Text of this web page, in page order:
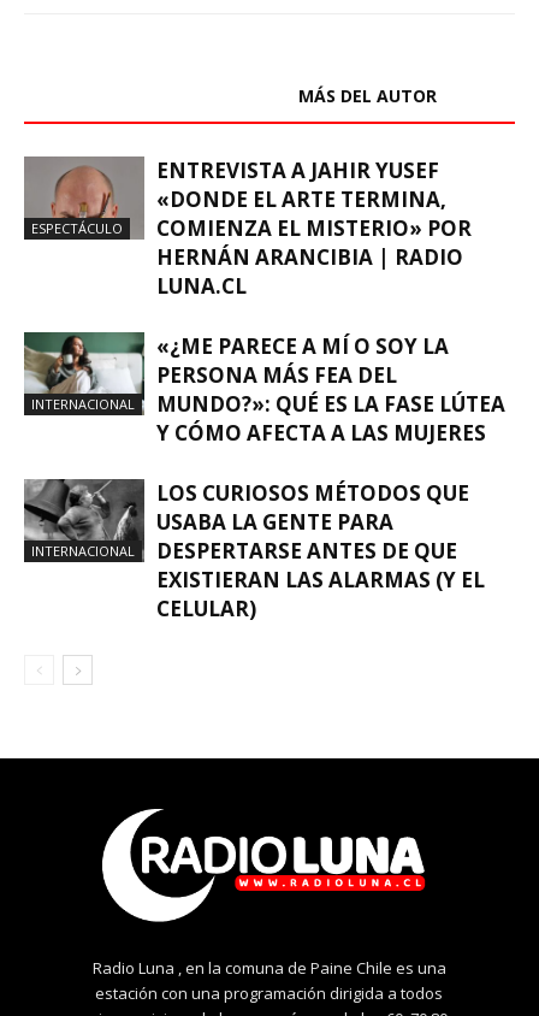
MÁS DEL AUTOR
ESPECTÁCULO
ENTREVISTA A JAHIR YUSEF
«DONDE EL ARTE TERMINA,
COMIENZA EL MISTERIO» POR
HERNÁN ARANCIBIA | RADIO
LUNA.CL
INTERNACIONAL
«¿ME PARECE A MÍ O SOY LA
PERSONA MÁS FEA DEL
MUNDO?»: QUÉ ES LA FASE LÚTEA
Y CÓMO AFECTA A LAS MUJERES
INTERNACIONAL
LOS CURIOSOS MÉTODOS QUE
USABA LA GENTE PARA
DESPERTARSE ANTES DE QUE
EXISTIERAN LAS ALARMAS (Y EL
CELULAR)
Radio Luna , en la comuna de Paine Chile es una
estación con una programación dirigida a todos